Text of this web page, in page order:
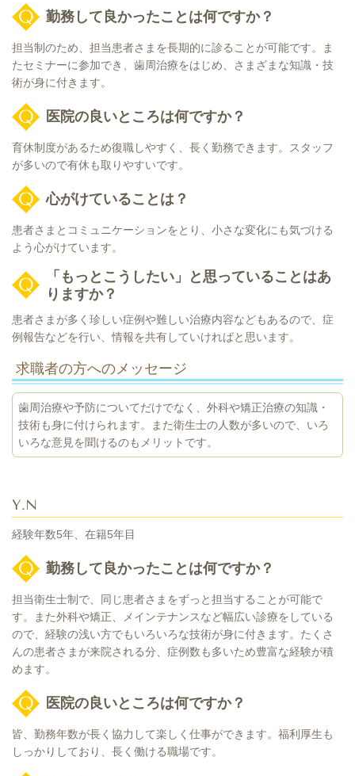
勤務して良かったことは何ですか？
担当制のため、担当患者さまを長期的に診ることが可能です。ま
たセミナーに参加でき、歯周治療をはじめ、さまざまな知識・技
術が身に付きます。
医院の良いところは何ですか？
育休制度があるため復職しやすく、長く勤務できます。スタッフ
が多いので有休も取りやすいです。
心がけていることは？
患者さまとコミュニケーションをとり、小さな変化にも気づける
よう心がけています。
「もっとこうしたい」と思っていることはあ
りますか？
患者さまが多く珍しい症例や難しい治療内容などもあるので、症
例報告などを行い、情報を共有していければと思います。
求職者の方へのメッセージ
歯周治療や予防についてだけでなく、外科や矯正治療の知識・
技術も身に付けられます。また衛生士の人数が多いので、いろ
いろな意見を聞けるのもメリットです。
Y.N
経験年数5年、在籍5年目
勤務して良かったことは何ですか？
担当衛生士制で、同じ患者さまをずっと担当することが可能で
す。また外科や矯正、メインテナンスなど幅広い診療をしている
ので、経験の浅い方でもいろいろな技術が身に付きます。たくさ
んの患者さまが来院される分、症例数も多いため豊富な経験が積
めます。
医院の良いところは何ですか？
皆、勤務年数が長く協力して楽しく仕事ができます。福利厚生も
しっかりしており、長く働ける職場です。